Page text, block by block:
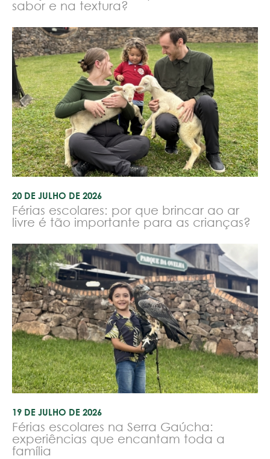
sabor e na textura?
20 DE JULHO DE 2026
Férias escolares: por que brincar ao ar
livre é tão importante para as crianças?
19 DE JULHO DE 2026
Férias escolares na Serra Gaúcha:
experiências que encantam toda a
família